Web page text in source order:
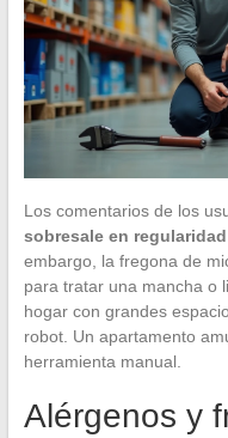
Los comentarios de los
sobresale en
embargo, la fregona de
para tratar una mancha o
hogar con grandes
robot. Un apartamento
herramienta manual.
Alérgenos y